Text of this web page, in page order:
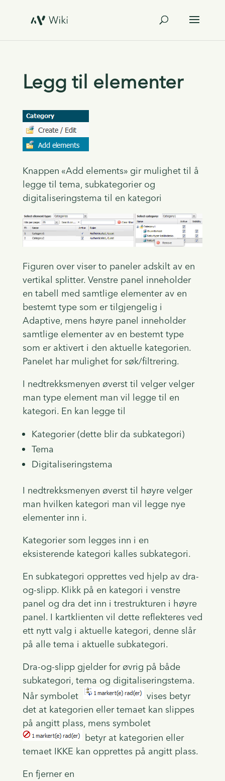
Legg til elementer
Knappen «Add elements» gir mulighet til å
legge til tema, subkategorier og
digitaliseringstema til en kategori
Figuren over viser to paneler adskilt av en
vertikal splitter. Venstre panel inneholder
en tabell med samtlige elementer av en
bestemt type som er tilgjengelig i
Adaptive, mens høyre panel inneholder
samtlige elementer av en bestemt type
som er aktivert i den aktuelle kategorien.
Panelet har mulighet for søk/filtrering.
I nedtrekksmenyen øverst til velger velger
man type element man vil legge til en
kategori. En kan legge til
Kategorier (dette blir da subkategori)
Tema
Digitaliseringstema
I nedtrekksmenyen øverst til høyre velger
man hvilken kategori man vil legge nye
elementer inn i.
Kategorier som legges inn i en
eksisterende kategori kalles subkategori.
En subkategori opprettes ved hjelp av dra-
og-slipp. Klikk på en kategori i venstre
panel og dra det inn i trestrukturen i høyre
panel. I kartklienten vil dette reflekteres ved
ett nytt valg i aktuelle kategori, denne slår
på alle tema i aktuelle subkategori.
Dra-og-slipp gjelder for øvrig på både
subkategori, tema og digitaliseringstema.
Når symbolet
vises betyr
det at kategorien eller temaet kan slippes
på angitt plass, mens symbolet
betyr at kategorien eller
temaet IKKE kan opprettes på angitt plass.
En fjerner en